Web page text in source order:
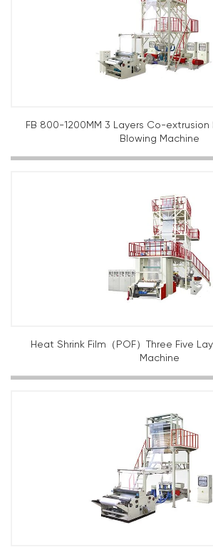
FB 800-1200MM 3 Layers Co-extrusion
Blowing Machine
Heat Shrink Film（POF）Three Five
Machine